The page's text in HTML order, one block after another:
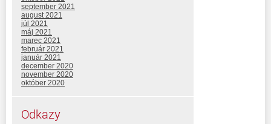
september 2021
august 2021
júl 2021
máj 2021
marec 2021
február 2021
január 2021
december 2020
november 2020
október 2020
Odkazy